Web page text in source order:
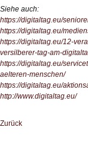
Siehe auch:
https://digitaltag.eu/
https://digitaltag.eu/
https://digitaltag.eu/12-
versilberer-tag-am-
https://digitaltag.eu/
aelteren-menschen/
https://digitaltag.eu/
http://www.digitaltag.eu/
Zurück